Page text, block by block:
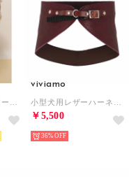
viviamo
￥5,500
36%